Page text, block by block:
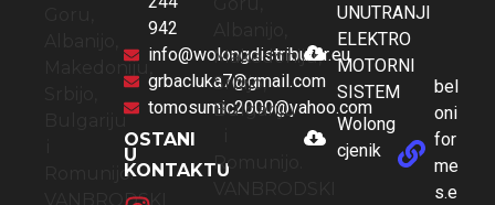
942
info@wolongdistributor.eu
grbacluka7@gmail.com
tomosumic2000@yahoo.com
OSTANI
U
KONTAKTU
UNUTRANJI
ELEKTRO
MOTORNI
SISTEM
Wolong
cjenik
bel
oni
for
me
s.e